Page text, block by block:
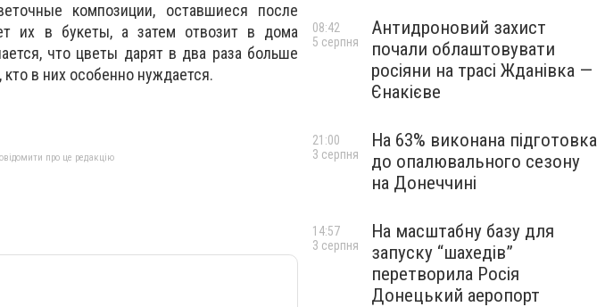
композиции, оставшиеся после
их в букеты, а затем отвозит в дома
что цветы дарят в два раза больше
в них особенно нуждается.
про це редакцію
Антидроновий захист
почали облаштовувати
росіяни на трасі Жданівка —
Єнакієве
08:42
5 серпня
На 63% виконана підготовка
до опалювального сезону
на Донеччині
21:00
3 серпня
На масштабну базу для
запуску “шахедів”
перетворила Росія
Донецький аеропорт
14:57
3 серпня